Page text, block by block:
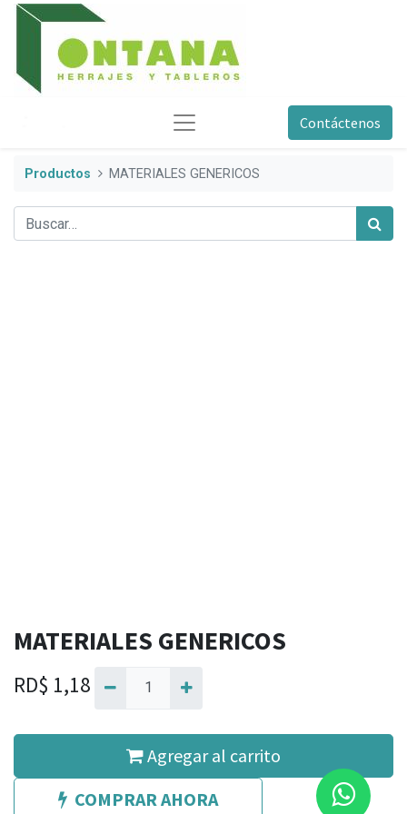
Contáctenos
Productos MATERIALES GENERICOS
MATERIALES GENERICOS
RD$ 1,18
Agregar al carrito
COMPRAR AHORA